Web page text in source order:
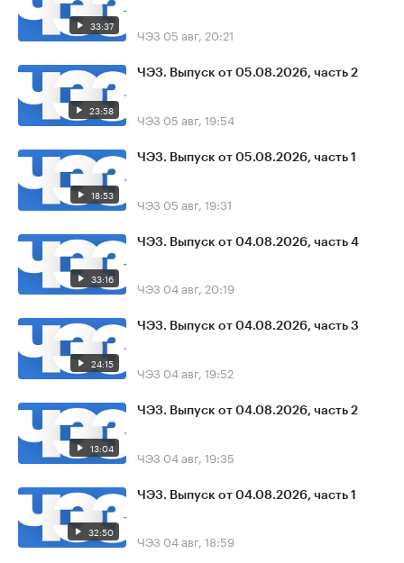
33:37 ЧЭЗ 05 авг, 20:21
23:58
ЧЭЗ. Выпуск от 05.08.2026, часть 2
ЧЭЗ 05 авг, 19:54
18:53
ЧЭЗ. Выпуск от 05.08.2026, часть 1
ЧЭЗ 05 авг, 19:31
33:16
ЧЭЗ. Выпуск от 04.08.2026, часть 4
ЧЭЗ 04 авг, 20:19
24:15
ЧЭЗ. Выпуск от 04.08.2026, часть 3
ЧЭЗ 04 авг, 19:52
13:04
ЧЭЗ. Выпуск от 04.08.2026, часть 2
ЧЭЗ 04 авг, 19:35
32:50
ЧЭЗ. Выпуск от 04.08.2026, часть 1
ЧЭЗ 04 авг, 18:59